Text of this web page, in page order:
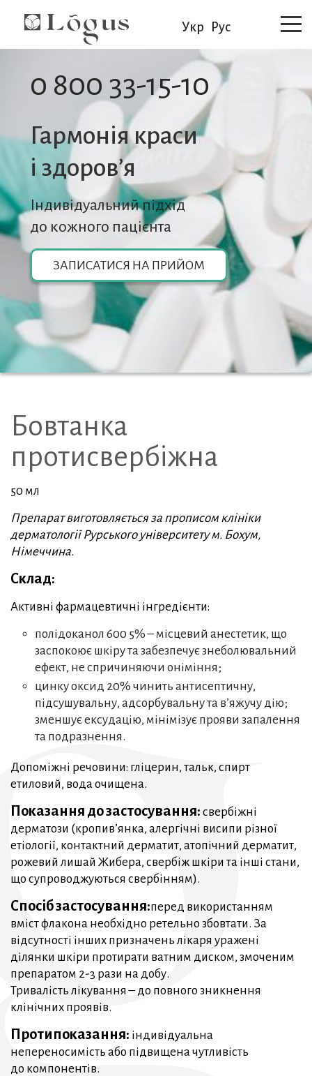
Укр Рус
0 800 33-15-10
Гармонія краси
i здоров’я
Індивідуальний підхід
до кожного пацієнта
ЗАПИСАТИСЯ НА ПРИЙОМ
Бовтанка
протисвербіжна
50 мл
Препарат виготовляється за прописом клініки
дерматології Рурського університету м. Бохум,
Німеччина.
Склад:
Активні фармацевтичні інгредієнти:
полідоканол 600 5% – місцевий анестетик, що
заспокоює шкіру та забезпечує знеболювальний
ефект, не спричиняючи оніміння;
цинку оксид 20% чинить антисептичну,
підсушувальну, адсорбувальну та в’яжучу дію;
зменшує ексудацію, мінімізує прояви запалення
та подразнення.
Допоміжні речовини: гліцерин, тальк, спирт
етиловий, вода очищена.
Показання до застосування: свербіжні
дерматози (кропив’янка, алергічні висипи різної
етіології, контактний дерматит, атопічний дерматит,
рожевий лишай Жибера, свербіж шкіри та інші стани,
що супроводжуються свербінням).
Спосіб застосування:перед використанням
вміст флакона необхідно ретельно збовтати. За
відсутності інших призначень лікаря уражені
ділянки шкіри протирати ватним диском, змоченим
препаратом 2-3 рази на добу.
Тривалість лікування – до повного зникнення
клінічних проявів.
Протипоказання: індивідуальна
непереносимість або підвищена чутливість
до компонентів.